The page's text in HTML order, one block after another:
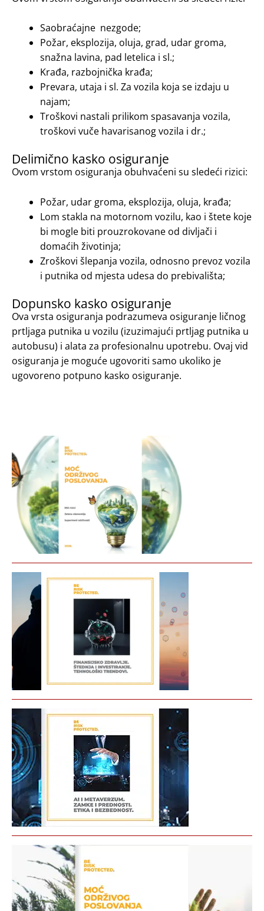
Saobraćajne nezgode;
Požar, eksplozija, oluja, grad, udar groma,
snažna lavina, pad letelica i sl.;
Krađa, razbojnička krađa;
Prevara, utaja i sl. Za vozila koja se izdaju u
najam;
Troškovi nastali prilikom spasavanja vozila,
troškovi vuče havarisanog vozila i dr.;
Delimično kasko osiguranje
Ovom vrstom osiguranja obuhvaćeni su sledeći rizici:
Požar, udar groma, eksplozija, oluja, krađa;
Lom stakla na motornom vozilu, kao i štete koje
bi mogle biti prouzrokovane od divljači i
domaćih životinja;
Zroškovi šlepanja vozila, odnosno prevoz vozila
i putnika od mjesta udesa do prebivališta;
Dopunsko kasko osiguranje
Ova vrsta osiguranja podrazumeva osiguranje ličnog
prtljaga putnika u vozilu (izuzimajući prtljag putnika u
autobusu) i alata za profesionalnu upotrebu. Ovaj vid
osiguranja je moguće ugovoriti samo ukoliko je
ugovoreno potpuno kasko osiguranje.